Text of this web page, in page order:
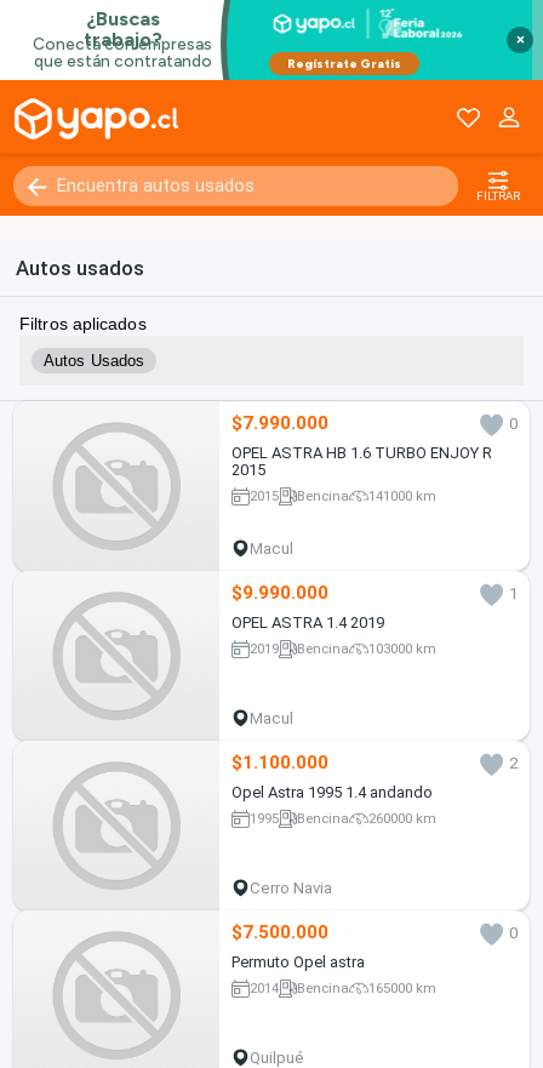
×
FILTRAR
Autos usados
Filtros aplicados
Autos Usados
$7.990.000
0
OPEL ASTRA HB 1.6 TURBO ENJOY R
2015
2015 Bencina 141000 km
Macul
$9.990.000
1
OPEL ASTRA 1.4 2019
2019 Bencina 103000 km
Macul
$1.100.000
2
Opel Astra 1995 1.4 andando
1995 Bencina 260000 km
Cerro Navia
$7.500.000
0
Permuto Opel astra
2014 Bencina 165000 km
Quilpué